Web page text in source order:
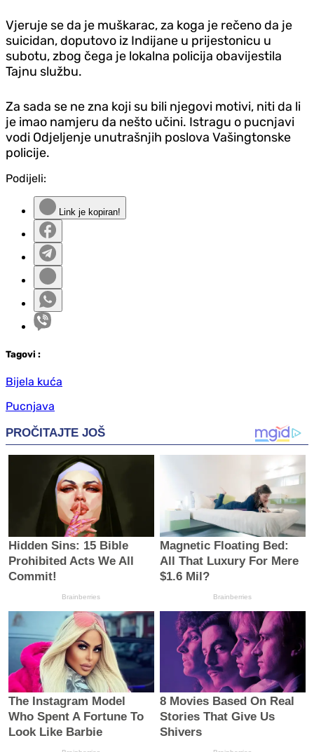
Vjeruje se da je muškarac, za koga je rečeno da je
suicidan, doputovo iz Indijane u prijestonicu u
subotu, zbog čega je lokalna policija obavijestila
Tajnu službu.
Za sada se ne zna koji su bili njegovi motivi, niti da li
je imao namjeru da nešto učini. Istragu o pucnjavi
vodi Odjeljenje unutrašnjih poslova Vašingtonske
policije.
Podijeli:
Link je kopiran!
Tagovi :
Bijela kuća
Pucnjava